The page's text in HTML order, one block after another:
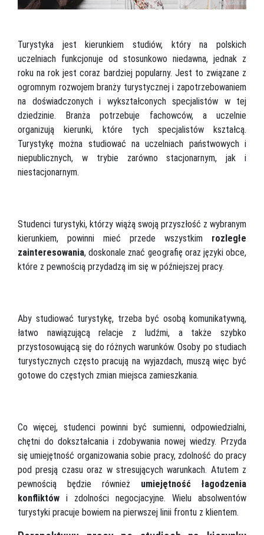
Turystyka jest kierunkiem studiów, który na polskich
uczelniach funkcjonuje od stosunkowo niedawna, jednak z
roku na rok jest coraz bardziej popularny. Jest to związane z
ogromnym rozwojem branży turystycznej i zapotrzebowaniem
na doświadczonych i wykształconych specjalistów w tej
dziedzinie. Branża potrzebuje fachowców, a uczelnie
organizują kierunki, które tych specjalistów kształcą.
Turystykę można studiować na uczelniach państwowych i
niepublicznych, w trybie zarówno stacjonarnym, jak i
niestacjonarnym.
Studenci turystyki, którzy wiążą swoją przyszłość z wybranym
kierunkiem, powinni mieć przede wszystkim rozległe
zainteresowania, doskonale znać geografię oraz języki obce,
które z pewnością przydadzą im się w późniejszej pracy.
Aby studiować turystykę, trzeba być osobą komunikatywną,
łatwo nawiązującą relacje z ludźmi, a także szybko
przystosowującą się do różnych warunków. Osoby po studiach
turystycznych często pracują na wyjazdach, muszą więc być
gotowe do częstych zmian miejsca zamieszkania.
Co więcej, studenci powinni być sumienni, odpowiedzialni,
chętni do dokształcania i zdobywania nowej wiedzy. Przyda
się umiejętność organizowania sobie pracy, zdolność do pracy
pod presją czasu oraz w stresujących warunkach. Atutem z
pewnością będzie również umiejętność łagodzenia
konfliktów i zdolności negocjacyjne. Wielu absolwentów
turystyki pracuje bowiem na pierwszej linii frontu z klientem.